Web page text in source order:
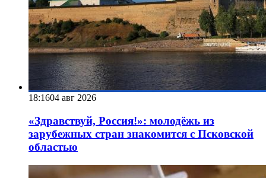
18:1604 авг 2026
«Здравствуй, Россия!»: молодёжь из
зарубежных стран знакомится с Псковской
областью